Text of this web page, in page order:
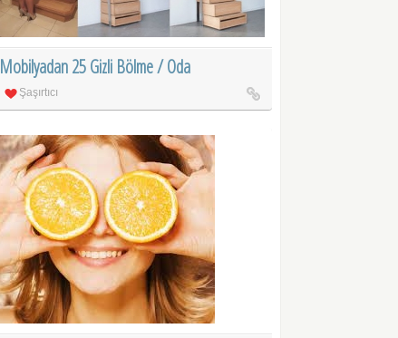
Mobilyadan 25 Gizli Bölme / Oda
Şaşırtıcı